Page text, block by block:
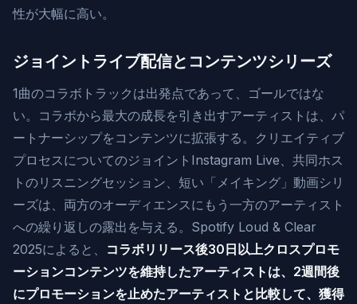
性が大幅に高い。
ジョイントライブ配信とコンテンツシリーズ
1曲のコラボトラックは出発点であって、ゴールではな
い。コラボから最大の成長を引き出すアーティストは、パ
ートナーシップをコンテンツに拡張する。クリエイティブ
プロセスについてのジョイントInstagram Live、共同ホス
トのリスニングセッション、短い「メイキング」動画シリ
ーズは、両方のオーディエンスにもう一方のアーティスト
への繰り返しの露出を与える。Spotify Loud & Clear
2025によると、 コラボリリース後30日以上クロスプロモ
ーションコンテンツを維持したアーティストは、2週間後
にプロモーションを止めたアーティストと比較して、獲得